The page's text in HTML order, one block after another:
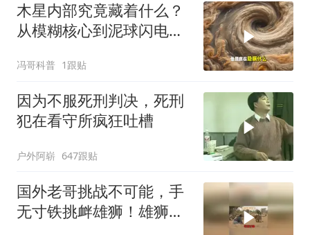
木星内部究竟藏着什么？
从模糊核心到泥球闪电，
冯哥科普 1跟贴
因为不服死刑判决，死刑
犯在看守所疯狂吐槽
户外阿崭 647跟贴
国外老哥挑战不可能，手
无寸铁挑衅雄狮！雄狮居